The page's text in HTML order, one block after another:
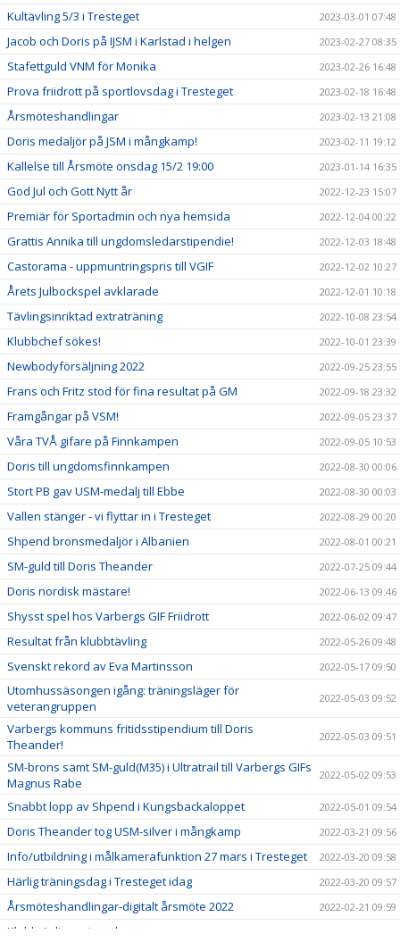
Kultävling 5/3 i Tresteget 2023-03-01 07:48
Jacob och Doris på IJSM i Karlstad i helgen 2023-02-27 08:35
Stafettguld VNM för Monika 2023-02-26 16:48
Prova friidrott på sportlovsdag i Tresteget 2023-02-18 16:48
Årsmöteshandlingar 2023-02-13 21:08
Doris medaljör på JSM i mångkamp! 2023-02-11 19:12
Kallelse till Årsmöte onsdag 15/2 19:00 2023-01-14 16:35
God Jul och Gott Nytt år 2022-12-23 15:07
Premiär för Sportadmin och nya hemsida 2022-12-04 00:22
Grattis Annika till ungdomsledarstipendie! 2022-12-03 18:48
Castorama - uppmuntringspris till VGIF 2022-12-02 10:27
Årets Julbockspel avklarade 2022-12-01 10:18
Tävlingsinriktad extraträning 2022-10-08 23:54
Klubbchef sökes! 2022-10-01 23:39
Newbodyförsäljning 2022 2022-09-25 23:55
Frans och Fritz stod för fina resultat på GM 2022-09-18 23:32
Framgångar på VSM! 2022-09-05 23:37
Våra TVÅ gifare på Finnkampen 2022-09-05 10:53
Doris till ungdomsfinnkampen 2022-08-30 00:06
Stort PB gav USM-medalj till Ebbe 2022-08-30 00:03
Vallen stänger - vi flyttar in i Tresteget 2022-08-29 00:20
Shpend bronsmedaljör i Albanien 2022-08-01 00:21
SM-guld till Doris Theander 2022-07-25 09:44
Doris nordisk mästare! 2022-06-13 09:46
Shysst spel hos Varbergs GIF Friidrott 2022-06-02 09:47
Resultat från klubbtävling 2022-05-26 09:48
Svenskt rekord av Eva Martinsson 2022-05-17 09:50
Utomhussäsongen igång: träningsläger för
veterangruppen
2022-05-03 09:52
Varbergs kommuns fritidsstipendium till Doris
Theander!
2022-05-03 09:51
SM-brons samt SM-guld(M35) i Ultratrail till Varbergs GIFs
Magnus Rabe
2022-05-02 09:53
Snabbt lopp av Shpend i Kungsbackaloppet 2022-05-01 09:54
Doris Theander tog USM-silver i mångkamp 2022-03-21 09:56
Info/utbildning i målkamerafunktion 27 mars i Tresteget 2022-03-20 09:58
Härlig träningsdag i Tresteget idag 2022-03-20 09:57
Årsmöteshandlingar-digitalt årsmöte 2022 2022-02-21 09:59
Klubbtävlingar inomhus